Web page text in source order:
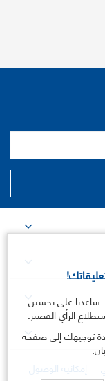
إمكانية الوصول
على تحسين
الرأي القصير.
توجيهك إلى صفحة